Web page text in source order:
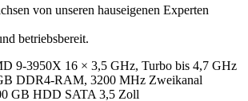
von unseren hauseigenen Experten
betriebsbereit.
9-3950X 16 × 3,5 GHz, Turbo bis 4,7 GHz
DDR4-RAM, 3200 MHz Zweikanal
GB HDD SATA 3,5 Zoll